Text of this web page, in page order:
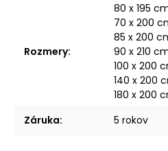
Rozmery:
80 x 195
70 x 200
85 x 200
90 x 210
100 x 200
140 x 200
180 x 200
Záruka: 5 rokov